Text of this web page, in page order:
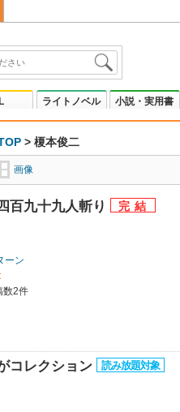
ライトノベル 小説・実用書
> 榎本俊二
画像
百九十九人斬り
ーン
数2件
コレクション